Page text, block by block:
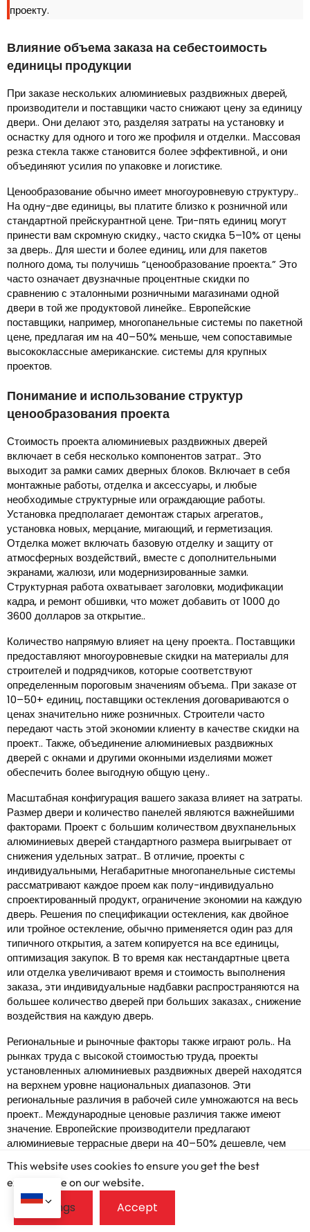
проекту.
Влияние объема заказа на себестоимость
единицы продукции
При заказе нескольких алюминиевых раздвижных дверей,
производители и поставщики часто снижают цену за единицу
двери.. Они делают это, разделяя затраты на установку и
оснастку для одного и того же профиля и отделки.. Массовая
резка стекла также становится более эффективной., и они
объединяют усилия по упаковке и логистике.
Ценообразование обычно имеет многоуровневую структуру..
На одну-две единицы, вы платите близко к розничной или
стандартной прейскурантной цене. Три-пять единиц могут
принести вам скромную скидку., часто скидка 5–10% от цены
за дверь.. Для шести и более единиц, или для пакетов
полного дома, ты получишь “ценообразование проекта.” Это
часто означает двузначные процентные скидки по
сравнению с эталонными розничными магазинами одной
двери в той же продуктовой линейке.. Европейские
поставщики, например, многопанельные системы по пакетной
цене, предлагая им на 40–50% меньше, чем сопоставимые
высококлассные американские. системы для крупных
проектов.
Понимание и использование структур
ценообразования проекта
Стоимость проекта алюминиевых раздвижных дверей
включает в себя несколько компонентов затрат.. Это
выходит за рамки самих дверных блоков. Включает в себя
монтажные работы, отделка и аксессуары, и любые
необходимые структурные или ограждающие работы.
Установка предполагает демонтаж старых агрегатов.,
установка новых, мерцание, мигающий, и герметизация.
Отделка может включать базовую отделку и защиту от
атмосферных воздействий., вместе с дополнительными
экранами, жалюзи, или модернизированные замки.
Структурная работа охватывает заголовки, модификации
кадра, и ремонт обшивки, что может добавить от 1000 до
3600 долларов за открытие..
Количество напрямую влияет на цену проекта.. Поставщики
предоставляют многоуровневые скидки на материалы для
строителей и подрядчиков, которые соответствуют
определенным пороговым значениям объема.. При заказе от
10–50+ единиц, поставщики остекления договариваются о
ценах значительно ниже розничных. Строители часто
передают часть этой экономии клиенту в качестве скидки на
проект.. Также, объединение алюминиевых раздвижных
дверей с окнами и другими оконными изделиями может
обеспечить более выгодную общую цену..
Масштабная конфигурация вашего заказа влияет на затраты.
Размер двери и количество панелей являются важнейшими
факторами. Проект с большим количеством двухпанельных
алюминиевых дверей стандартного размера выигрывает от
снижения удельных затрат.. В отличие, проекты с
индивидуальными, Негабаритные многопанельные системы
рассматривают каждое проем как полу-индивидуально
спроектированный продукт, ограничение экономии на каждую
дверь. Решения по спецификации остекления, как двойное
или тройное остекление, обычно применяется один раз для
типичного открытия, а затем копируется на все единицы,
оптимизация закупок. В то время как нестандартные цвета
или отделка увеличивают время и стоимость выполнения
заказа., эти индивидуальные надбавки распространяются на
большее количество дверей при больших заказах., снижение
воздействия на каждую дверь.
Региональные и рыночные факторы также играют роль.. На
рынках труда с высокой стоимостью труда, проекты
установленных алюминиевых раздвижных дверей находятся
на верхнем уровне национальных диапазонов. Эти
региональные различия в рабочей силе умножаются на весь
проект.. Международные ценовые различия также имеют
значение. Европейские производители предлагают
алюминиевые террасные двери на 40–50% дешевле, чем
ценообразование на основе импорта может сэкономить вам
деньги, особенно когда вы оправдываете контейнерные
перевозки.
Вот типичные ориентиры затрат, которые помогут вам
This website uses cookies to ensure you get the best
exprerience on our website.